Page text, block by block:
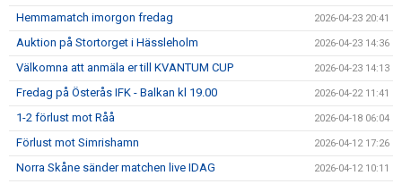
Hemmamatch imorgon fredag 2026-04-23 20:41
Auktion på Stortorget i Hässleholm 2026-04-23 14:36
Välkomna att anmäla er till KVANTUM CUP 2026-04-23 14:13
Fredag på Österås IFK - Balkan kl 19.00 2026-04-22 11:41
1-2 förlust mot Råå 2026-04-18 06:04
Förlust mot Simrishamn 2026-04-12 17:26
Norra Skåne sänder matchen live IDAG 2026-04-12 10:11